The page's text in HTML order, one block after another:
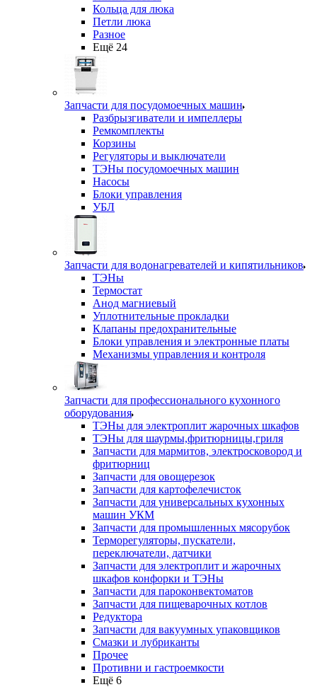
Кольца для люка
Петли люка
Разное
Ещё 24
Запчасти для посудомоечных машин
Разбрызгиватели и импеллеры
Ремкомплекты
Корзины
Регуляторы и выключатели
ТЭНы посудомоечных машин
Насосы
Блоки управления
УБЛ
Запчасти для водонагревателей и кипятильников
ТЭНы
Термостат
Анод магниевый
Уплотнительные прокладки
Клапаны предохранительные
Блоки управления и электронные платы
Механизмы управления и контроля
Запчасти для профессионального кухонного
оборудования
ТЭНы для электроплит жарочных шкафов
ТЭНы для шаурмы,фритюрницы,гриля
Запчасти для мармитов, электросковород и
фритюрниц
Запчасти для овощерезок
Запчасти для картофелечисток
Запчасти для универсальных кухонных
машин УКМ
Запчасти для промышленных мясорубок
Терморегуляторы, пускатели,
переключатели, датчики
Запчасти для электроплит и жарочных
шкафов конфорки и ТЭНы
Запчасти для пароконвектоматов
Запчасти для пищеварочных котлов
Редуктора
Запчасти для вакуумных упаковщиков
Смазки и лубриканты
Прочее
Противни и гастроемкости
Ещё 6